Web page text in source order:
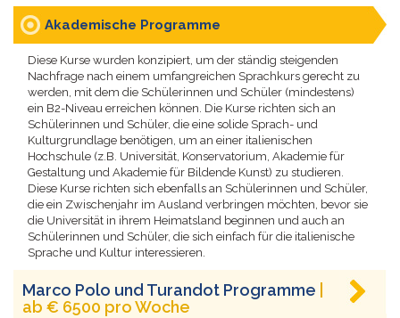
Akademische Programme
Diese Kurse wurden konzipiert, um der ständig steigenden
Nachfrage nach einem umfangreichen Sprachkurs gerecht zu
werden, mit dem die Schülerinnen und Schüler (mindestens)
ein B2-Niveau erreichen können. Die Kurse richten sich an
Schülerinnen und Schüler, die eine solide Sprach- und
Kulturgrundlage benötigen, um an einer italienischen
Hochschule (z.B. Universität, Konservatorium, Akademie für
Gestaltung und Akademie für Bildende Kunst) zu studieren.
Diese Kurse richten sich ebenfalls an Schülerinnen und Schüler,
die ein Zwischenjahr im Ausland verbringen möchten, bevor sie
die Universität in ihrem Heimatsland beginnen und auch an
Schülerinnen und Schüler, die sich einfach für die italienische
Sprache und Kultur interessieren.
Marco Polo und Turandot Programme
ab € 6500 pro Woche